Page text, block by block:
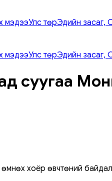
мэдээУлс төрЭдийн засаг,
мэдээУлс төрЭдийн засаг,
суугаа
өмнөх хоёр өвчтөний байдал